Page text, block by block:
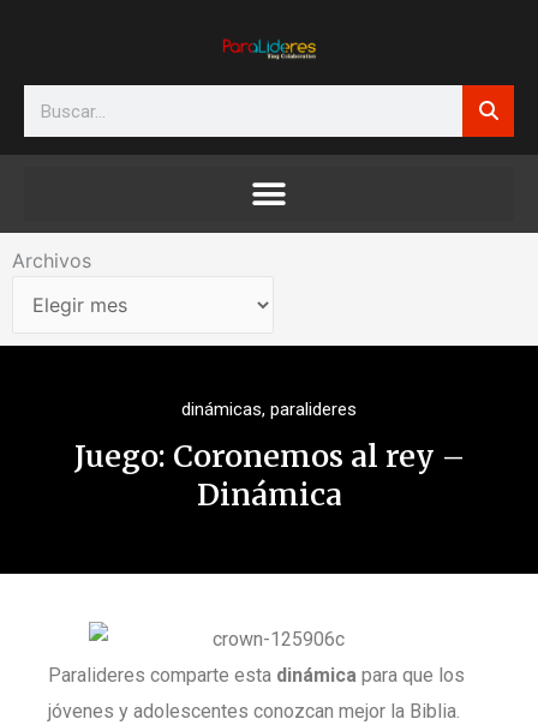
Search
Archivos
Archivos
dinámicas, paralideres
Juego: Coronemos al rey –
Dinámica
Paralideres comparte esta dinámica para que los
jóvenes y adolescentes conozcan mejor la Biblia.